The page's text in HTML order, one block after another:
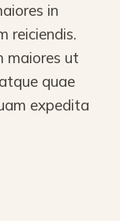
in
reiciendis.
maiores ut
quae
expedita